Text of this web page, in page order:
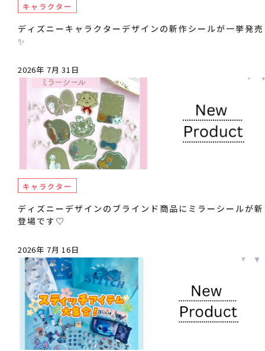
キャラクター
ディズニーキャラクターデザインの新作シールが一挙発売
✨
2026年 7月 31日
キャラクター
ディズニーデザインのブラインド商品にミラーシールが新
登場です♡
2026年 7月 16日